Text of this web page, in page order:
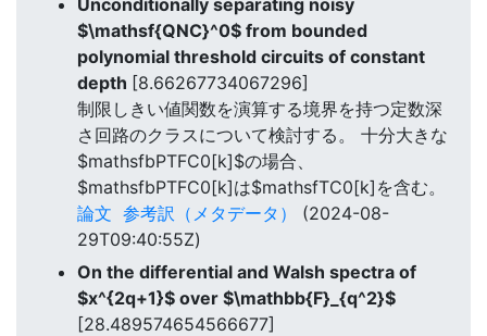
$\mathsf{QNC}^0$ from bounded
polynomial threshold circuits of constant
depth [8.66267734067296]
制限しきい値関数を演算する境界を持つ定数深
さ回路のクラスについて検討する。 十分大きな
$mathsfbPTFC0[k]$の場合、
$mathsfbPTFC0[k]は$mathsfTC0[k]を含む。
論文 参考訳（メタデータ）
(2024-08-
29T09:40:55Z)
On the differential and Walsh spectra of
$x^{2q+1}$ over $\mathbb{F}_{q^2}$
[28.489574654566677]